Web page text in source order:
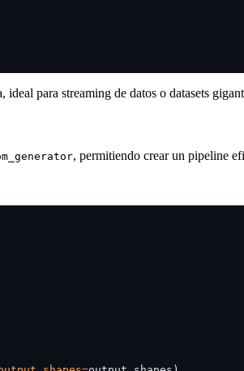
para streaming de datos o datasets
, permitiendo crear un pipeline